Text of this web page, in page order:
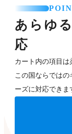
あらゆ
応
カート内の項目は
この国ならでは
ーズに対応できま